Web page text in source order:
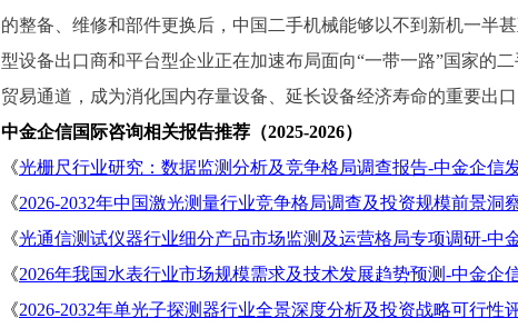
的整备、维修和部件更换后，中国二手机械能够以不到新机一半
型设备出口商和平台型企业正在加速布局面向“一带一路”国家的
贸易通道，成为消化国内存量设备、延长设备经济寿命的重要出口
中金企信国际咨询相关报告推荐（2025-2026）
《光栅尺行业研究：数据监测分析及竞争格局调查报告-中金企信
《2026-2032年中国激光测量行业竞争格局调查及投资规模前景洞
《光通信测试仪器行业细分产品市场监测及运营格局专项调研-中
《2026年我国水表行业市场规模需求及技术发展趋势预测-中金企
《2026-2032年单光子探测器行业全景深度分析及投资战略可行性